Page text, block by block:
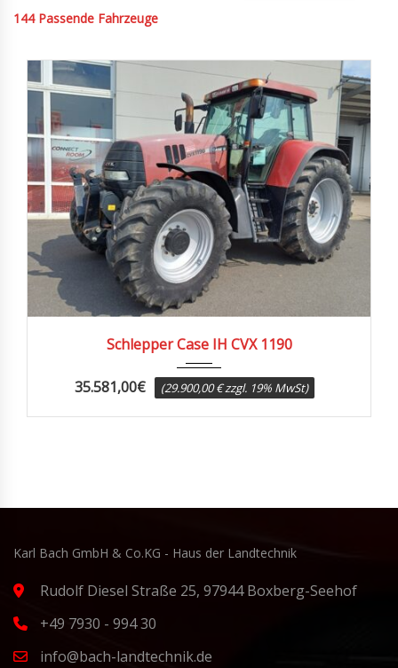
144 Passende Fahrzeuge
Schlepper Case IH CVX 1190
35.581,00€ (29.900,00 € zzgl. 19% MwSt)
Karl Bach GmbH & Co.KG - Haus der Landtechnik
Rudolf Diesel Straße 25, 97944 Boxberg-Seehof
+49 7930 - 994 30
info@bach-landtechnik.de